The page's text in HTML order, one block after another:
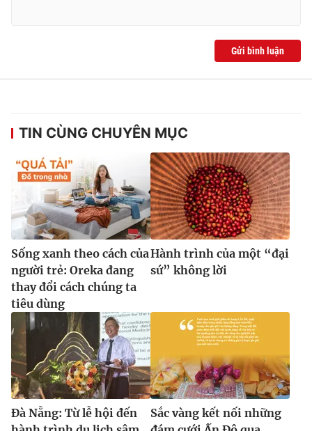
Gửi bình luận
TIN CÙNG CHUYÊN MỤC
Sống xanh theo cách của
người trẻ: Oreka đang
thay đổi cách chúng ta
tiêu dùng
Hành trình của một “đại
sứ” không lời
Đà Nẵng: Từ lễ hội đến
Sắc vàng kết nối những